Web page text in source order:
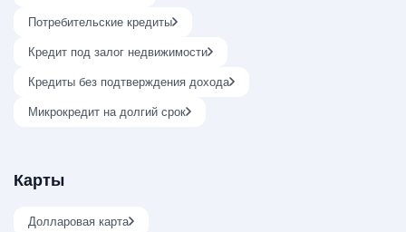
Потребительские кредиты
Кредит под залог недвижимости
Кредиты без подтверждения дохода
Микрокредит на долгий срок
Карты
Долларовая карта